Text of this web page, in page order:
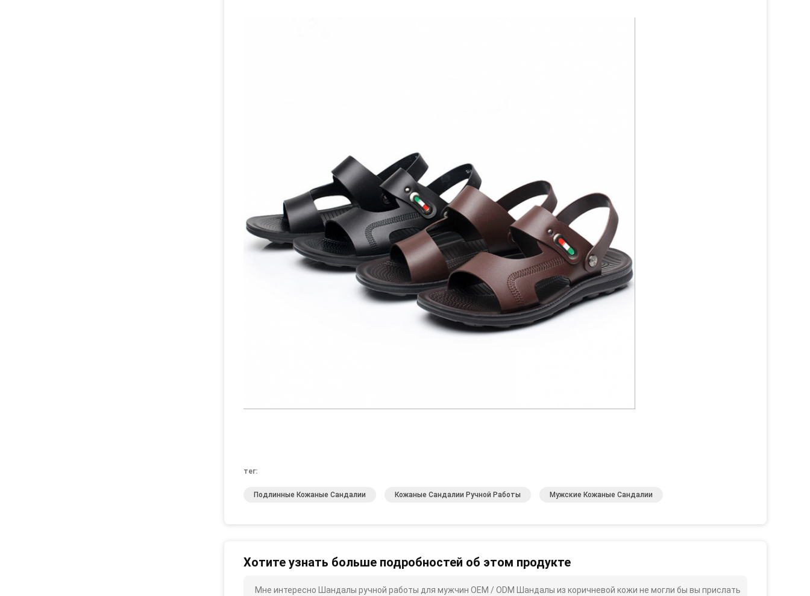
тег:
Подлинные Кожаные Сандалии Кожаные Сандалии Ручной Работы Мужские Кожаные Сандалии
Хотите узнать больше подробностей об этом продукте
Мне интересно Шандалы ручной работы для мужчин OEM / ODM Шандалы из коричневой кожи не могли бы вы прислать